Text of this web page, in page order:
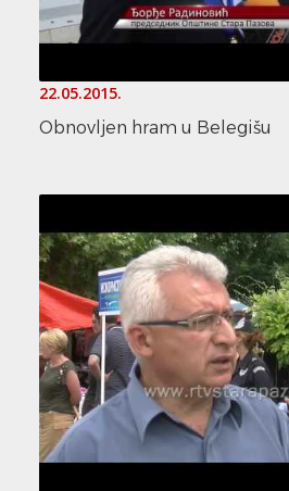
22.05.2015.
Obnovljen hram u Belegišu